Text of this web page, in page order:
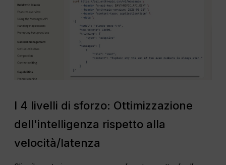
I 4 livelli di sforzo: Ottimizzazione
dell'intelligenza rispetto alla
velocità/latenza